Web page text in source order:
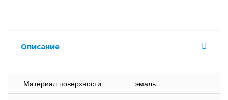
Описание
Материал поверхности эмаль